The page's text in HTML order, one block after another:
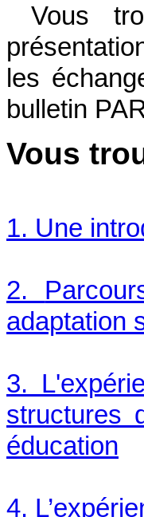
Vous
les
bulletin
Vous
1. Une
2.
adaptation
3.
structures
éducation
4.